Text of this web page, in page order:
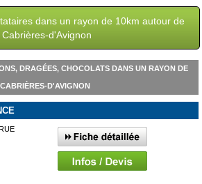
dans un rayon de 10km autour de
Cabrières-d'Avignon
DRAGÉES, CHOCOLATS DANS UN RAYON DE
D'AVIGNON